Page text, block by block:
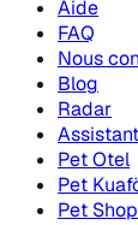
Aide
FAQ
Nous
Blog
Radar
Pet Otel
Pet
Pet Shop